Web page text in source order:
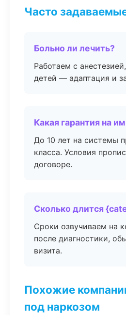
Часто
Больно ли лечить?
Работаем с
детей — адаптация и
Какая гарантия на
До 10 лет на системы
класса. Условия
договоре.
Сколько длится
Сроки озвучиваем на
после диагностики,
визита.
Похожие
под наркозом